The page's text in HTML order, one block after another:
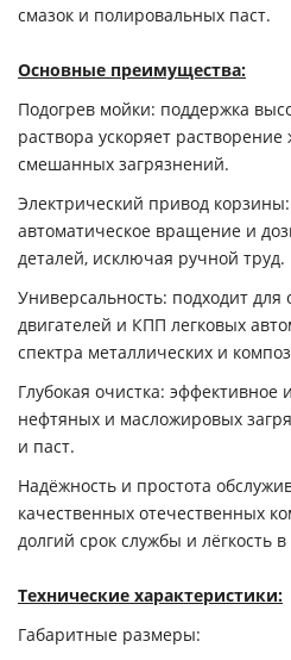
смазок и полировальных паст.
Основные преимущества:
Подогрев мойки: поддержка
раствора ускоряет
смешанных загрязнений.
Электрический привод корзины
автоматическое вращение и
деталей, исключая ручной труд.
Универсальность: подходит для
двигателей и КПП легковых
спектра металлических и
Глубокая очистка: эффективное
нефтяных и масложировых
и паст.
Надёжность и простота
качественных отечественных
долгий срок службы и лёгкость
Технические характеристики:
Габаритные размеры: